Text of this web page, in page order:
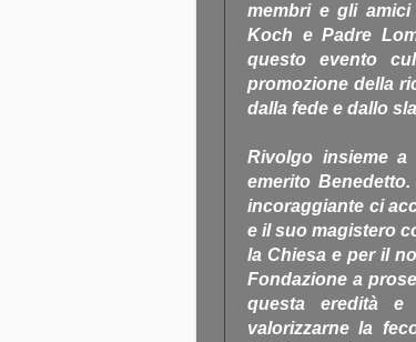
membri e gli
Koch e Padre
questo evento
promozione della
dalla fede e dallo
Rivolgo insieme
emerito
incoraggiante ci
e il suo magistero
la Chiesa e per il
Fondazione a
questa eredità e
valorizzarne la